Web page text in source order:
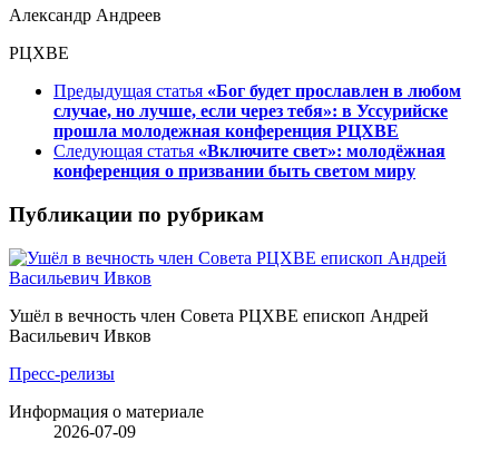
Александр Андреев
РЦХВЕ
Предыдущая статья «Бог будет прославлен в любом
случае, но лучше, если через тебя»: в Уссурийске
прошла молодежная конференция РЦХВЕ
Следующая статья «Включите свет»: молодёжная
конференция о призвании быть светом миру
Публикации по рубрикам
Ушёл в вечность член Совета РЦХВЕ епископ Андрей
Васильевич Ивков
Пресс-релизы
Информация о материале
2026-07-09